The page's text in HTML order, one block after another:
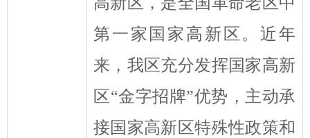
第一家国家高新区。近年
来，我区充分发挥国家高新
区 “金字招牌”优势，主动承
接国家高新区特殊性政策和